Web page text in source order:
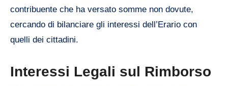
contribuente che ha versato somme non dovute,
cercando di bilanciare gli interessi dell’Erario con
quelli dei cittadini.
Interessi Legali sul Rimborso